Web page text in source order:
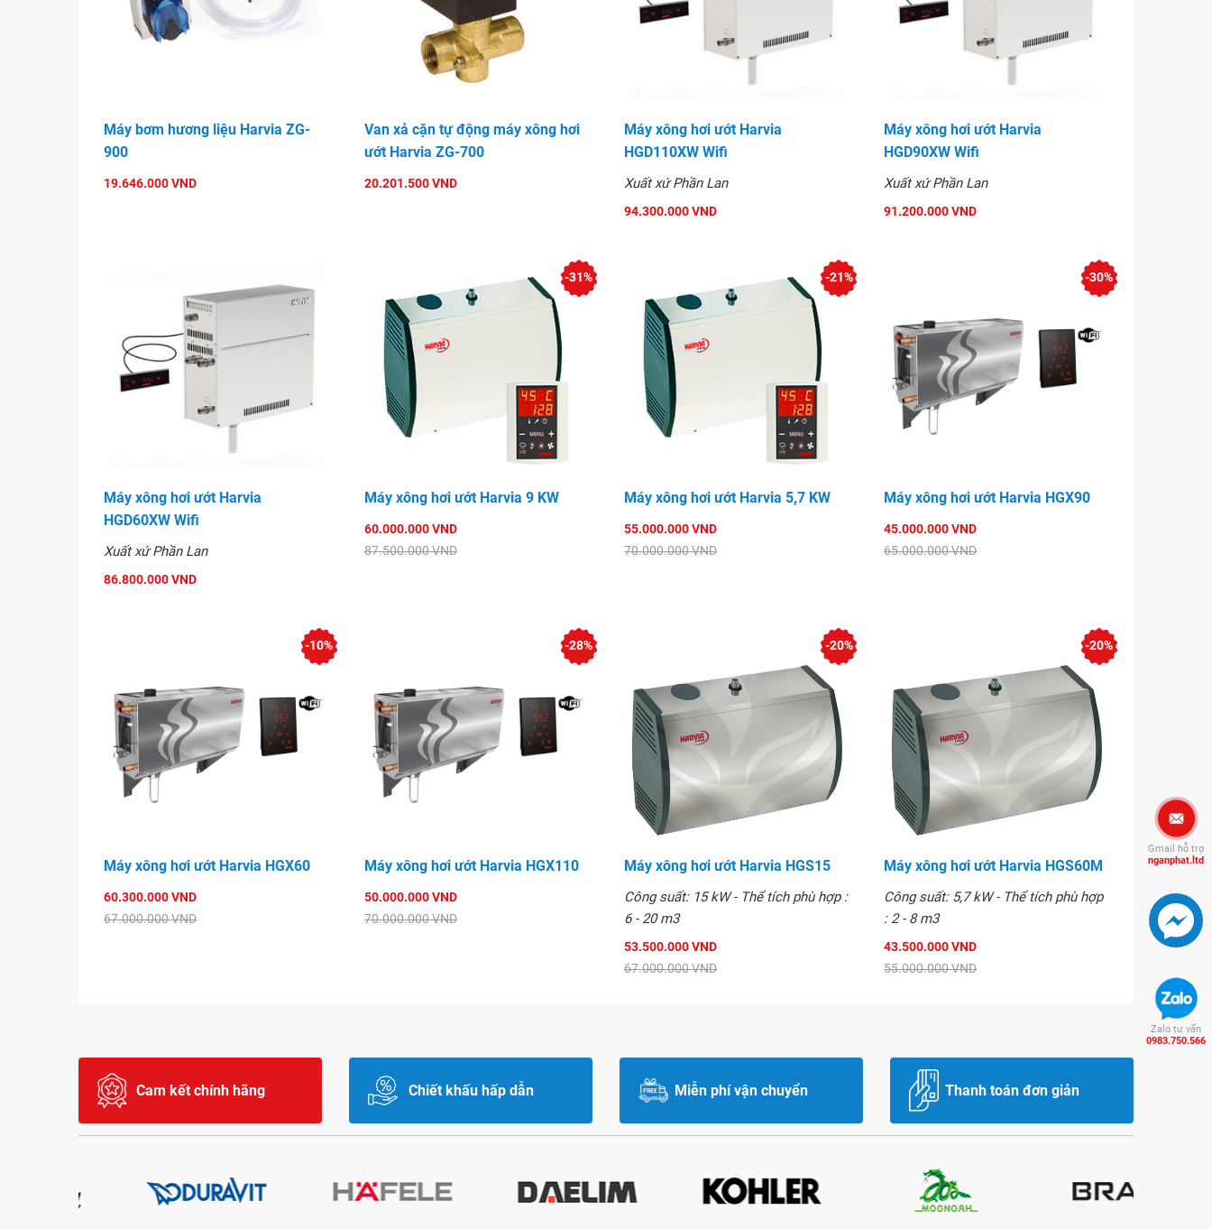
chạy ổn định bền bỉ,thời gian hóa hơi nhanh và có nhiều tính năng tiên tiến
hiện đại. Máy xông hơi có thiết kế nhỏ gọn thẩm mỹ cao dễ vận hành và lắp
Cơ chế hoạt động của máy: Thông qua hệ thống van điều tiết tự động đưa
Máy xông hơiHarvia HGX-150có linh kiện, công nghệ của Phần Lan và
được lắp ráp tại Trung Quốc nên chất lượng sản phẩm và giá thành thuộc
hàng cao cấp trên thị trường.
Sử dụng chế độ xả tự động (tự chọn): Giúp máy tránh các vấn đề hư hỏng
liên quan đến nguồn nước.
Rửa đường xả ống nước: Thiết bị sẽ rửa sạch các chất bẩn tích tụ trong
Đầu bơm hương liệu (tự chọn). Thiết bị bổ sung hương thơm cho hơi nước,
Máy bơm hương liệu Harvia ZG-
900
19.646.000 VND
Van xả cặn tự động máy xông hơi
ướt Harvia ZG-700
20.201.500 VND
Máy xông hơi ướt Harvia
HGD110XW Wifi
Xuất xứ Phần Lan
94.300.000 VND
Máy xông hơi ướt Harvia
HGD90XW Wifi
Xuất xứ Phần Lan
91.200.000 VND
Máy xông hơi ướt Harvia
HGD60XW Wifi
Xuất xứ Phần Lan
86.800.000 VND
Máy xông hơi ướt Harvia 9 KW
60.000.000 VND
87.500.000 VND
-31%
Máy xông hơi ướt Harvia 5,7 KW
55.000.000 VND
70.000.000 VND
-21%
Máy xông hơi ướt Harvia HGX90
45.000.000 VND
65.000.000 VND
-30%
Máy xông hơi ướt Harvia HGX60
60.300.000 VND
67.000.000 VND
-10%
Máy xông hơi ướt Harvia HGX110
50.000.000 VND
70.000.000 VND
-28%
Máy xông hơi ướt Harvia HGS15
Công suất: 15 kW - Thể tích phù hợp :
6 - 20 m3
53.500.000 VND
67.000.000 VND
-20%
Máy xông hơi ướt Harvia HGS60M
Công suất: 5,7 kW - Thể tích phù hợp
: 2 - 8 m3
43.500.000 VND
55.000.000 VND
-20%
Cam kết chính hãng Chiết khấu hấp dẫn Miễn phí vận chuyển Thanh toán đơn giản
Gmail hỗ trợ
nganphat.ltd
Zalo tư vấn
0983.750.566